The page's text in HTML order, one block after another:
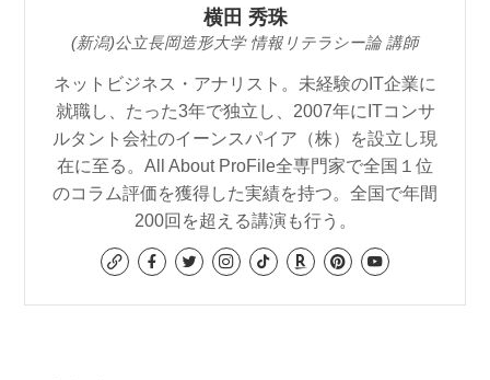
横田 秀珠
(新潟)公立長岡造形大学 情報リテラシー論 講師
ネットビジネス・アナリスト。未経験のIT企業に
就職し、たった3年で独立し、2007年にITコンサ
ルタント会社のイーンスパイア（株）を設立し現
在に至る。All About ProFile全専門家で全国１位
のコラム評価を獲得した実績を持つ。全国で年間
200回を超える講演も行う。